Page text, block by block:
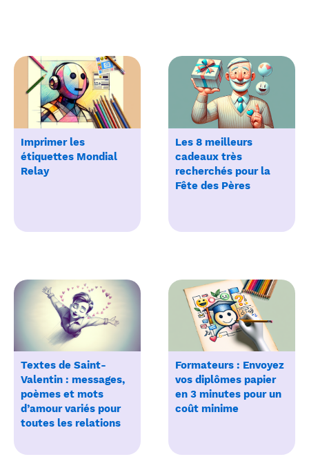
Imprimer les
étiquettes Mondial
Relay
Les 8 meilleurs
cadeaux très
recherchés pour la
Fête des Pères
Textes de Saint-
Valentin : messages,
poèmes et mots
d’amour variés pour
toutes les relations
Formateurs : Envoyez
vos diplômes papier
en 3 minutes pour un
coût minime